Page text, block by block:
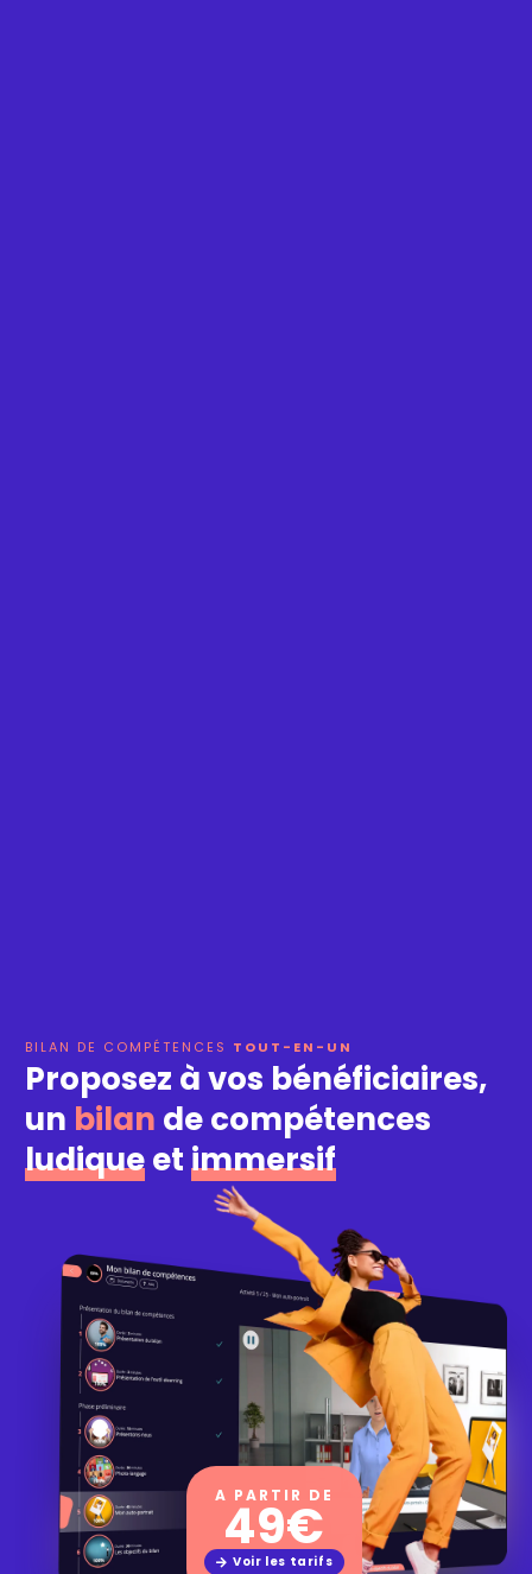
BILAN DE COMPÉTENCES TOUT-EN-UN
Proposez à vos bénéficiaires,
un bilan de compétences
ludiqueetimmersif
A PARTIR DE
49€
Voir les tarifs